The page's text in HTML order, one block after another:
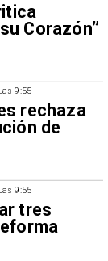
Corazón”
9:55
rechaza
de
9:55
tres